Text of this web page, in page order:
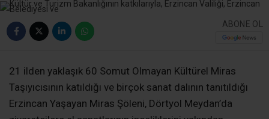
ABONE OL
21 ilden yaklaşık 60 Somut Olmayan Kültürel Miras
Taşıyıcısının katıldığı ve birçok sanat dalının tanıtıldığı
Erzincan Yaşayan Miras Şöleni, Dörtyol Meydan’da